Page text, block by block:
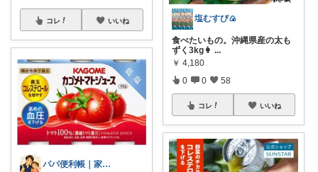
コレ いいね
パパ便利帳｜家族のお買い物日記
塩むすび🍙
食べたいもの。沖縄県産の太も
ずく3kg👩‍ ...
￥ 4,180
0 0 58
コレ いいね